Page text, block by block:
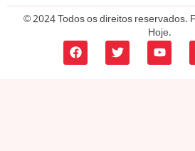
© 2024 Todos os direitos reservados.
Hoje.